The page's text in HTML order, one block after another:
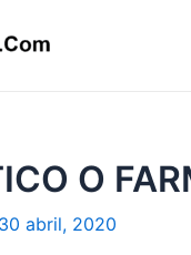
O
30 abril, 2020